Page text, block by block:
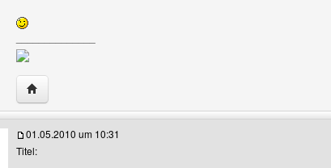
Website dieses Benutzers besuchen: AsgarSerran
01.05.2010 um 10:31
Titel: